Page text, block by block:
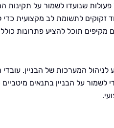
שנועדו לשמור על תקינות
זקוקים לתשומת לב מקצועית כדי
תוכל להציע פתרונות
המערכות של הבניין.
על הבניין בתנאים מיטביים